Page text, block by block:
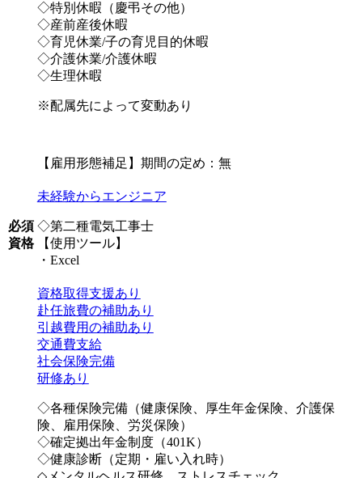
◇特別休暇（慶弔その他）
◇産前産後休暇
◇育児休業/子の育児目的休暇
◇介護休業/介護休暇
◇生理休暇
※配属先によって変動あり
【雇用形態補足】期間の定め：無
必須
資格
未経験からエンジニア
◇第二種電気工事士
【使用ツール】
・Excel
資格取得支援あり
赴任旅費の補助あり
引越費用の補助あり
交通費支給
社会保険完備
研修あり
◇各種保険完備（健康保険、厚生年金保険、介護保
険、雇用保険、労災保険）
◇確定拠出年金制度（401K）
◇健康診断（定期・雇い入れ時）